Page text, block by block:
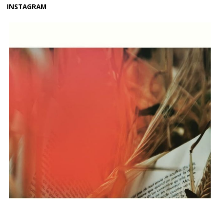
INSTAGRAM